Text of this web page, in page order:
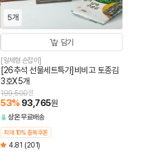
5개
담기
[일체형 손잡이]
[26추석 선물세트특가]비비고 토종김
3호X5개
199,500원
53% 93,765원
상온무료배송
최대 10% 중복쿠폰
4.81 (201)